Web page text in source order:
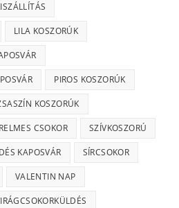
LILA KOSZORÚK
PIROS KOSZORÚK
KOSZORÚK
CSOKOR SZÍVKOSZORÚ
KAPOSVÁR SÍRCSOKOR
VALENTIN NAP